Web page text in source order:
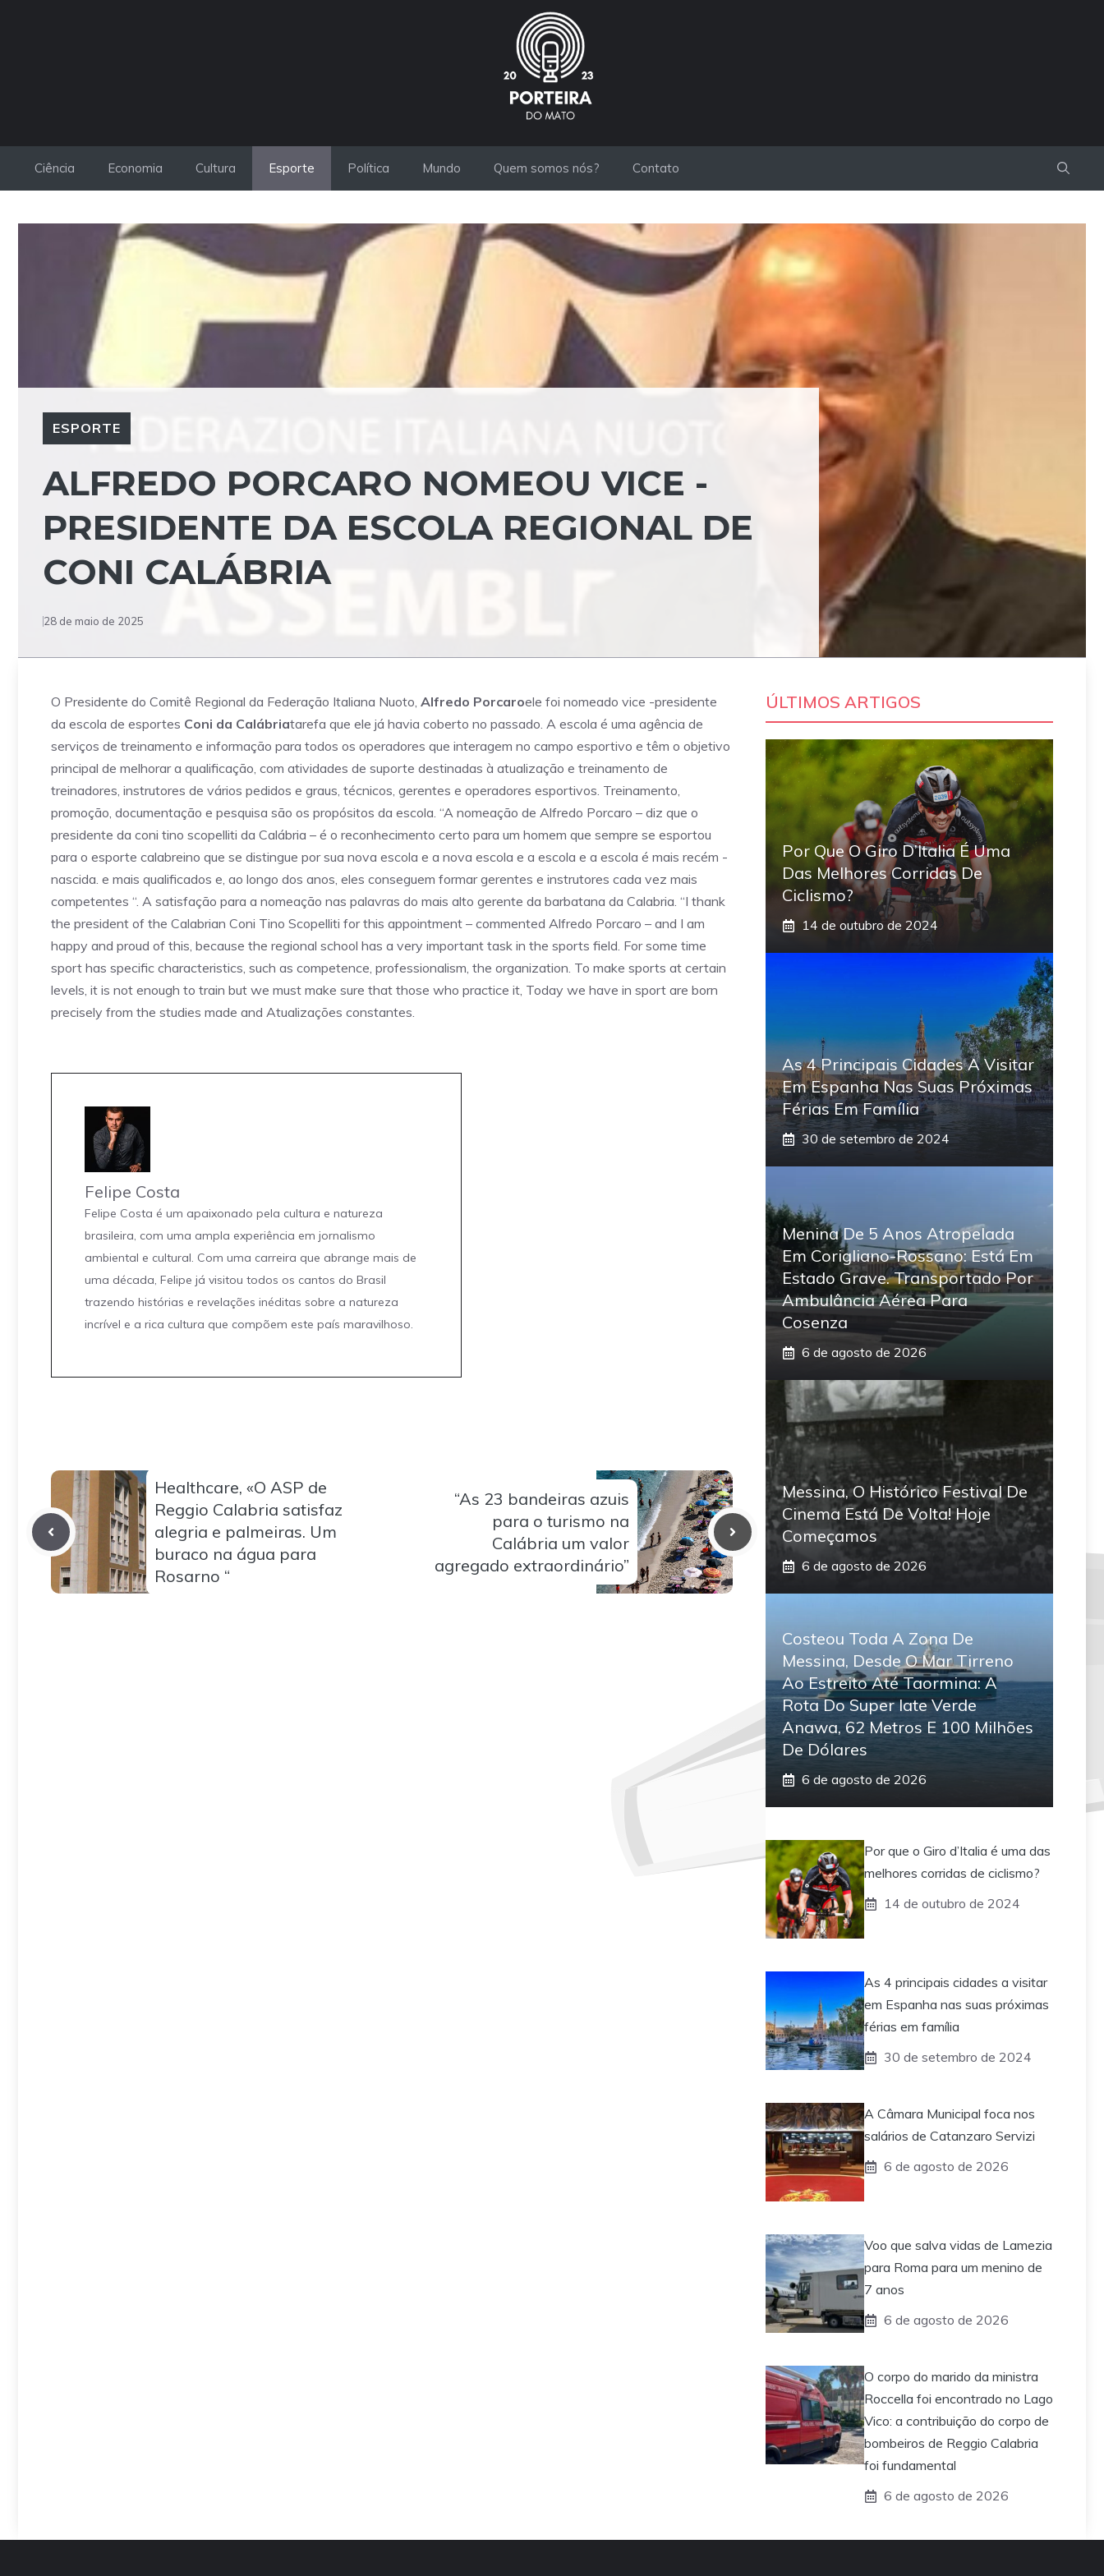
Ciência Economia Cultura Esporte Política Mundo Quem somos nós? Contato
ESPORTE
ALFREDO PORCARO NOMEOU VICE -
PRESIDENTE DA ESCOLA REGIONAL DE
CONI CALÁBRIA
28 de maio de 2025
O Presidente do Comitê Regional da Federação Italiana Nuoto, Alfredo Porcaroele foi nomeado vice -presidente
da escola de esportes Coni da Calábriatarefa que ele já havia coberto no passado. A escola é uma agência de
serviços de treinamento e informação para todos os operadores que interagem no campo esportivo e têm o objetivo
principal de melhorar a qualificação, com atividades de suporte destinadas à atualização e treinamento de
treinadores, instrutores de vários pedidos e graus, técnicos, gerentes e operadores esportivos. Treinamento,
promoção, documentação e pesquisa são os propósitos da escola. “A nomeação de Alfredo Porcaro – diz que o
presidente da coni tino scopelliti da Calábria – é o reconhecimento certo para um homem que sempre se esportou
para o esporte calabreino que se distingue por sua nova escola e a nova escola e a escola e a escola é mais recém -
nascida. e mais qualificados e, ao longo dos anos, eles conseguem formar gerentes e instrutores cada vez mais
competentes “. A satisfação para a nomeação nas palavras do mais alto gerente da barbatana da Calabria. “I thank
the president of the Calabrian Coni Tino Scopelliti for this appointment – commented Alfredo Porcaro – and I am
happy and proud of this, because the regional school has a very important task in the sports field. For some time
sport has specific characteristics, such as competence, professionalism, the organization. To make sports at certain
levels, it is not enough to train but we must make sure that those who practice it, Today we have in sport are born
precisely from the studies made and Atualizações constantes.
Felipe Costa
Felipe Costa é um apaixonado pela cultura e natureza
brasileira, com uma ampla experiência em jornalismo
ambiental e cultural. Com uma carreira que abrange mais de
uma década, Felipe já visitou todos os cantos do Brasil
trazendo histórias e revelações inéditas sobre a natureza
incrível e a rica cultura que compõem este país maravilhoso.
Healthcare, «O ASP de
Reggio Calabria satisfaz
alegria e palmeiras. Um
buraco na água para
Rosarno “
“As 23 bandeiras azuis
para o turismo na
Calábria um valor
agregado extraordinário”
ÚLTIMOS ARTIGOS
Por Que O Giro D’Italia É Uma
Das Melhores Corridas De
Ciclismo?
14 de outubro de 2024
As 4 Principais Cidades A Visitar
Em Espanha Nas Suas Próximas
Férias Em Família
30 de setembro de 2024
Menina De 5 Anos Atropelada
Em Corigliano-Rossano: Está Em
Estado Grave. Transportado Por
Ambulância Aérea Para
Cosenza
6 de agosto de 2026
Messina, O Histórico Festival De
Cinema Está De Volta! Hoje
Começamos
6 de agosto de 2026
Costeou Toda A Zona De
Messina, Desde O Mar Tirreno
Ao Estreito Até Taormina: A
Rota Do Super Iate Verde
Anawa, 62 Metros E 100 Milhões
De Dólares
6 de agosto de 2026
Por que o Giro d’Italia é uma das
melhores corridas de ciclismo?
14 de outubro de 2024
As 4 principais cidades a visitar
em Espanha nas suas próximas
férias em família
30 de setembro de 2024
A Câmara Municipal foca nos
salários de Catanzaro Servizi
6 de agosto de 2026
Voo que salva vidas de Lamezia
para Roma para um menino de
7 anos
6 de agosto de 2026
O corpo do marido da ministra
Roccella foi encontrado no Lago
Vico: a contribuição do corpo de
bombeiros de Reggio Calabria
foi fundamental
6 de agosto de 2026